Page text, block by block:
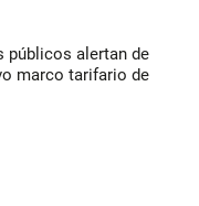
públicos alertan de
marco tarifario de